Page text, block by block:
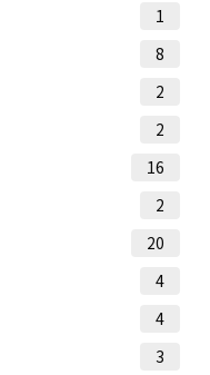
1
8
2
2
16
2
20
4
4
3